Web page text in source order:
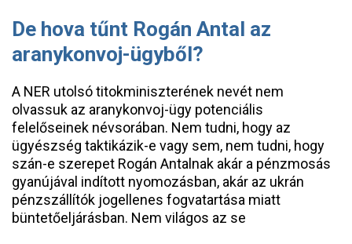
De hova tűnt Rogán Antal az
aranykonvoj-ügyből?
A NER utolsó titokminiszterének nevét nem
olvassuk az aranykonvoj-ügy potenciális
felelőseinek névsorában. Nem tudni, hogy az
ügyészség taktikázik-e vagy sem, nem tudni, hogy
szán-e szerepet Rogán Antalnak akár a pénzmosás
gyanújával indított nyomozásban, akár az ukrán
pénzszállítók jogellenes fogvatartása miatt
büntetőeljárásban. Nem világos az se